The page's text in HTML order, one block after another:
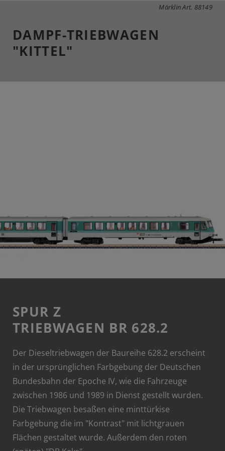
Märklin Art. 88149
DAMPF-TRIEBWAGEN
"KITTEL"
SPUR Z
TRIEBWAGEN BR 628.2
Der Dieseltriebwagen der Baureihe 628.2 erscheint
in der ursprünglichen Farbgebung der Deutschen
Bundesbahn der Epoche IV, wie die Fahrzeuge
zwischen 1986 und 1989 in Dienst gestellt wurden.
Die Triebwagen besaßen eine minttürkise
Farbgebung die im "Kontrast" mit lichtgrauen
Flächen gestaltet wurde. Außerdem den roten